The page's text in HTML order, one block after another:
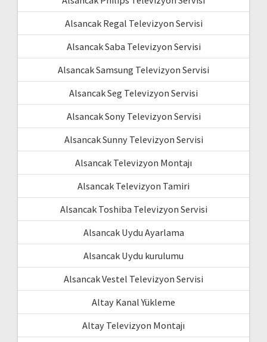
Alsancak Regal Televizyon Servisi
Alsancak Saba Televizyon Servisi
Alsancak Samsung Televizyon Servisi
Alsancak Seg Televizyon Servisi
Alsancak Sony Televizyon Servisi
Alsancak Sunny Televizyon Servisi
Alsancak Televizyon Montajı
Alsancak Televizyon Tamiri
Alsancak Toshiba Televizyon Servisi
Alsancak Uydu Ayarlama
Alsancak Uydu kurulumu
Alsancak Vestel Televizyon Servisi
Altay Kanal Yükleme
Altay Televizyon Montajı